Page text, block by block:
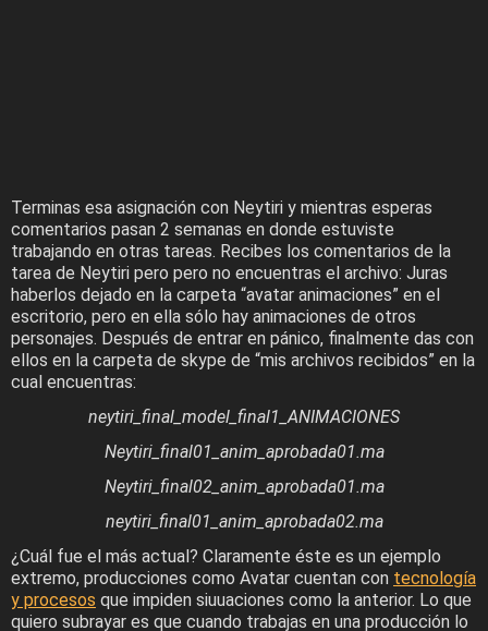
Terminas esa asignación con Neytiri y mientras esperas
comentarios pasan 2 semanas en donde estuviste
trabajando en otras tareas. Recibes los comentarios de la
tarea de Neytiri pero pero no encuentras el archivo: Juras
haberlos dejado en la carpeta “avatar animaciones” en el
escritorio, pero en ella sólo hay animaciones de otros
personajes. Después de entrar en pánico, finalmente das con
ellos en la carpeta de skype de “mis archivos recibidos” en la
cual encuentras:
neytiri_final_model_final1_ANIMACIONES
Neytiri_final01_anim_aprobada01.ma
Neytiri_final02_anim_aprobada01.ma
neytiri_final01_anim_aprobada02.ma
¿Cuál fue el más actual? Claramente éste es un ejemplo
extremo, producciones como Avatar cuentan con tecnología
y procesos que impiden siuuaciones como la anterior. Lo que
quiero subrayar es que cuando trabajas en una producción lo